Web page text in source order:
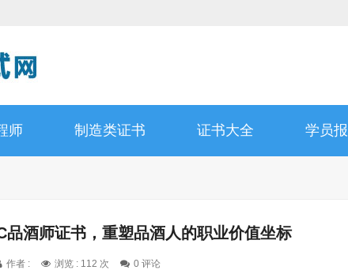
师 制造类证书 证书大全 学员
酒师证书，重塑品酒人的职业价值坐标
作者 : 浏览 : 112 次 0 评论